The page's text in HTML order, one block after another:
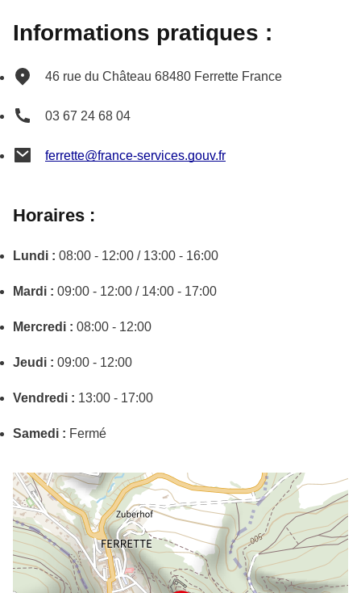
Informations pratiques :
46 rue du Château 68480 Ferrette France
03 67 24 68 04
ferrette@france-services.gouv.fr
Horaires :
Lundi : 08:00 - 12:00 / 13:00 - 16:00
Mardi : 09:00 - 12:00 / 14:00 - 17:00
Mercredi : 08:00 - 12:00
Jeudi : 09:00 - 12:00
Vendredi : 13:00 - 17:00
Samedi : Fermé